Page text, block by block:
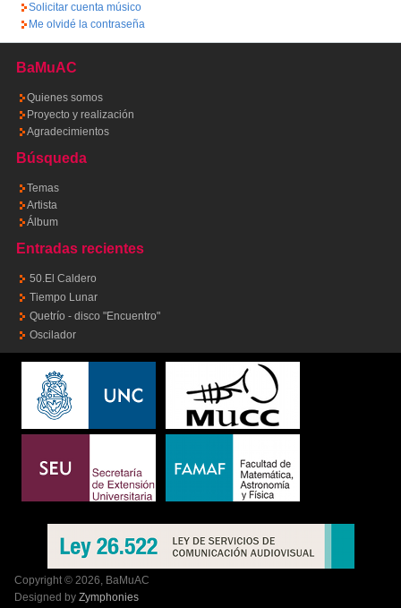
Solicitar cuenta músico
Me olvidé la contraseña
BaMuAC
Quienes somos
Proyecto y realización
Agradecimientos
Búsqueda
Temas
Artista
Álbum
Entradas recientes
50.El Caldero
Tiempo Lunar
Quetrío - disco "Encuentro"
Oscilador
Copyright © 2026, BaMuAC
Designed by Zymphonies